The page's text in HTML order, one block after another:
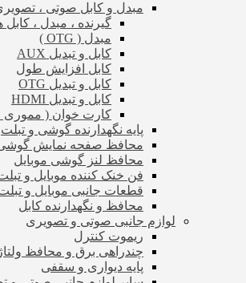
مبدل و کابل صوتی ،
گیرنده ، مبدل ،
مبدل ( OTG )
کابل و تبدیل AUX
کابل افزایش طول
کابل و تبدیل OTG
کابل و تبدیل HDMI
کارت خوان ( مموری
پایه نگهدارنده گوشی و تبلت
محافظ صفحه نمایش
محافظ لنز گوشی موبایل
فن خنک کننده موبایل و
قطعات جانبی موبایل و
محافظ و نگهدارنده کابل
لوازم جانبی صوتی و تصویری
ریموت کنترل
چندراهی برق و محافظ ولتاژ
پایه دیواری و سقفی